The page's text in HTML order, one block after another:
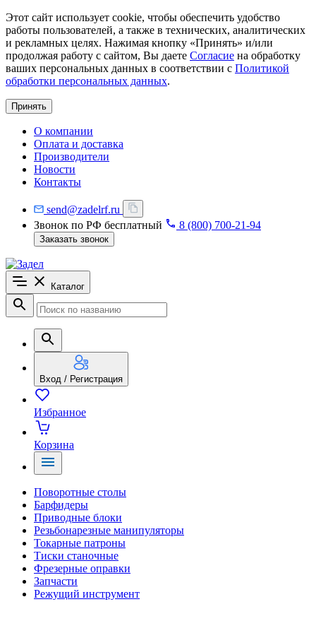
Этот сайт использует cookie, чтобы обеспечить удобство
работы пользователей, а также в технических, аналитических
и рекламных целях. Нажимая кнопку «Принять» и/или
продолжая работу с сайтом, Вы даете Согласие на обработку
ваших персональных данных в соответствии с Политикой
обработки персональных данных.
Принять
О компании
Оплата и доставка
Производители
Новости
Контакты
send@zadelrf.ru
Звонок по РФ бесплатный
8 (800) 700-21-94
Заказать звонок
Каталог
Вход / Регистрация
Избранное
Корзина
Поворотные столы
Барфидеры
Приводные блоки
Резьбонарезные манипуляторы
Токарные патроны
Тиски станочные
Фрезерные оправки
Запчасти
Режущий инструмент